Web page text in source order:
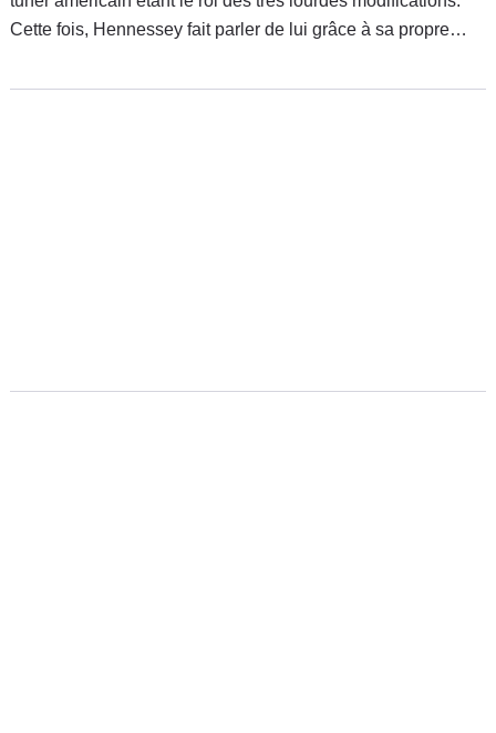
Cette fois, Hennessey fait parler de lui grâce à sa propre
km/h. C'est officiellement le cabriolet de série le plus rapide